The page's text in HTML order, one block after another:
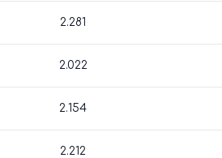
2.281
2.022
2.154
2.212